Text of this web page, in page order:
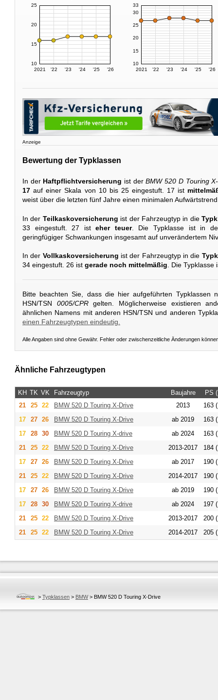
2021 '22 '23 '24 '25 '26
10
15
20
25
2021 '22 '23 '24 '25 '26
10
15
20
25
30
33
Anzeige
Bewertung der Typklassen
In der Haftpflichtversicherung ist derBMW 520 D Touring
17 auf einer Skala von 10 bis 25 eingestuft. 17 ist
weist über die letzten fünf Jahre einen minimalen
In der Teilkaskoversicherung ist der Fahrzeugtyp in die
33 eingestuft. 27 isteher teuer. Die Typklasse ist in
geringfügiger Schwankungen insgesamt auf unverändertem
In der Vollkaskoversicherung ist der Fahrzeugtyp in die
34 eingestuft. 26 ist gerade noch mittelmäßig. Die Typklasse
Bitte beachten Sie, dass die hier aufgeführten Typklassen
HSN/TSN 0005/CPRgelten. Möglicherweise existieren
ähnlichen Namens mit anderen HSN/TSN und anderen
einen Fahrzeugtypen eindeutig.
Alle Angaben sind ohne Gewähr. Fehler oder zwischenzeitliche Änderungen
Ähnliche Fahrzeugtypen
KH TK VK Fahrzeugtyp Baujahre
PS
21
25 22 BMW 520 D Touring X-Drive 2013
163
17
27 26 BMW 520 D Touring X-Drive ab 2019
163
17
28 30 BMW 520 D Touring X-drive ab 2024
163
21
25 22 BMW 520 D Touring X-Drive 2013-2017
184
17
27 26 BMW 520 D Touring X-Drive ab 2017
190
21
25 22 BMW 520 D Touring X-Drive 2014-2017
190
17
27 26 BMW 520 D Touring X-Drive ab 2019
190
17
28 30 BMW 520 D Touring X-drive ab 2024
197
21
25 22 BMW 520 D Touring X-Drive 2013-2017
200
21
25 22 BMW 520 D Touring X-Drive 2014-2017 205
> Typklassen > BMW> BMW 520 D Touring X-Drive